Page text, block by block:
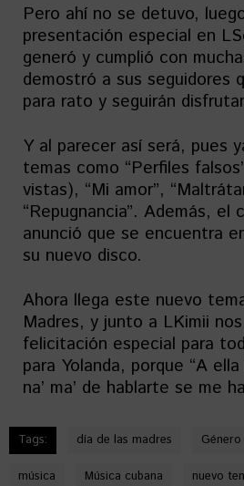
Pero ahí no se detuvo,
presentación especial en
generó y cumplió con
demostró a sus seguidores
para rato y seguirán
Y al parecer así será, pues
temas como “Perfiles
vistas), “Mi amor”,
“Repugnancia”. Además, el
anunció que se encuentra
su nuevo disco.
Ahora llega este nuevo
Madres, y junto a LKimii
felicitación especial para
para Yolanda, porque “A
na’ ma’ de hablarte se me
Tags: día de las madres
música Música cubana nuevo